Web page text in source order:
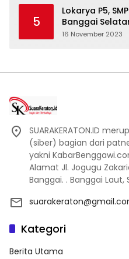
5
Lokarya P5,
Banggai
16 November 2023
SUARAKERATON.ID
(siber) bagian dari
yakni
Alamat Jl. Jogugu
Banggai. . Banggai Laut,
Kategori
Berita Utama